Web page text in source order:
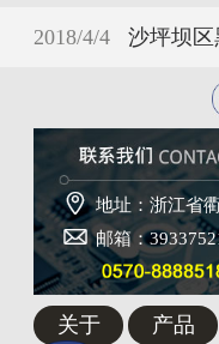
2018/4/4
 地址：浙江省衢州
 邮箱：
关于 产品